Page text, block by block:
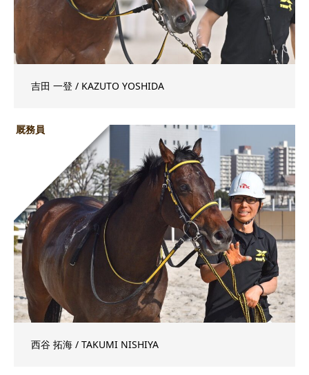
吉田 一登 / KAZUTO YOSHIDA
厩務員
西谷 拓海 / TAKUMI NISHIYA